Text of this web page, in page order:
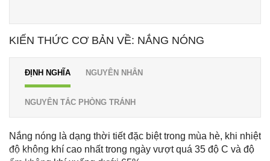
KIẾN THỨC CƠ BẢN VỀ: NẮNG NÓNG
ĐỊNH NGHĨA NGUYÊN NHÂN
NGUYÊN TẮC PHÒNG TRÁNH
Nắng nóng là dạng thời tiết đặc biệt trong mùa hè, khi nhiệt
độ không khí cao nhất trong ngày vượt quá 35 độ C và độ